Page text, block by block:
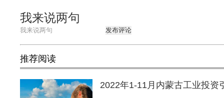
我来说两句
发布评论
推荐阅读
2022年1-11月内蒙古工业投资